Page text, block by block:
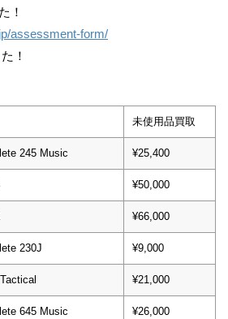
！
assessment-form/
！
未使用品買取
245 Music ¥25,400
¥50,000
¥66,000
230J ¥9,000
¥21,000
645 Music ¥26,000